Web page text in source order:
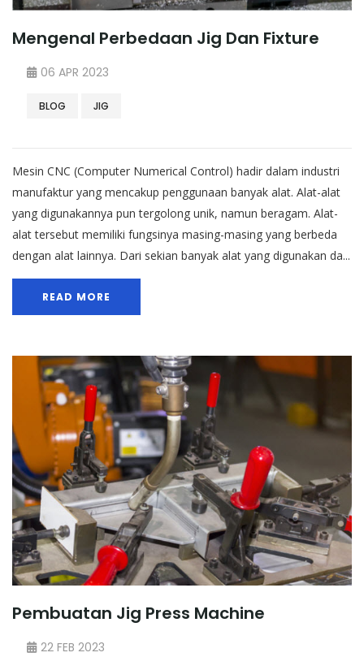
Mengenal Perbedaan Jig Dan Fixture
06 APR 2023
BLOG JIG
Mesin CNC (Computer Numerical Control) hadir dalam industri
manufaktur yang mencakup penggunaan banyak alat. Alat-alat
yang digunakannya pun tergolong unik, namun beragam. Alat-
alat tersebut memiliki fungsinya masing-masing yang berbeda
dengan alat lainnya. Dari sekian banyak alat yang digunakan da...
READ MORE
Pembuatan Jig Press Machine
22 FEB 2023